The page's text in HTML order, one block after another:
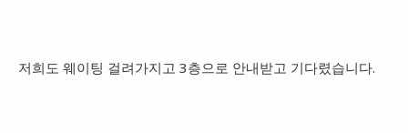
저희도 웨이팅 걸려가지고 3층으로 안내받고 기다렸습니다.